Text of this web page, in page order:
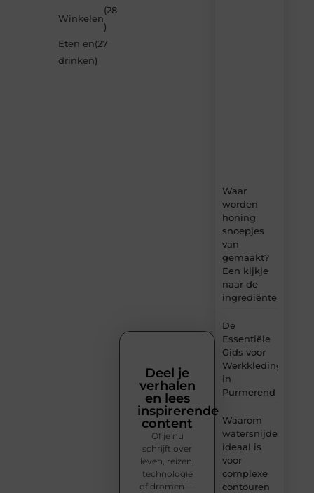
Winkelen
(28
)
Eten en
drinken
(27
)
Waar
worden
honing
snoepjes
van
gemaakt?
Een kijkje
naar de
ingrediënten
De
Essentiële
Gids voor
Werkkleding
in
Purmerend
Waarom
watersnijden
ideaal is
voor
complexe
contouren
Deel je
verhalen
en lees
inspirerende
content
Of je nu
schrijft over
leven, reizen,
technologie
of dromen —